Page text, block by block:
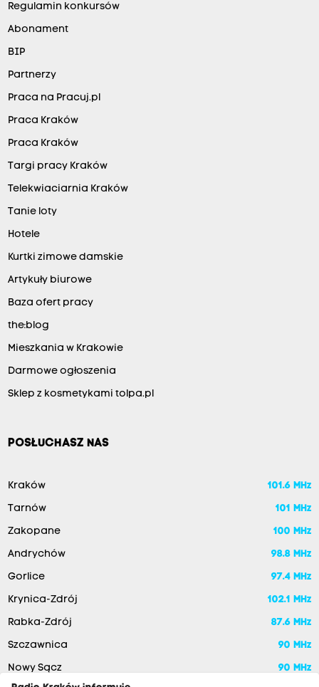
Regulamin konkursów
Abonament
BIP
Partnerzy
Praca na Pracuj.pl
Praca Kraków
Praca Kraków
Targi pracy Kraków
Telekwiaciarnia Kraków
Tanie loty
Hotele
Kurtki zimowe damskie
Artykuły biurowe
Baza ofert pracy
the:blog
Mieszkania w Krakowie
Darmowe ogłoszenia
Sklep z kosmetykami tolpa.pl
POSŁUCHASZ NAS
Kraków 101.6 MHz
Tarnów 101 MHz
Zakopane 100 MHz
Andrychów 98.8 MHz
Gorlice 97.4 MHz
Krynica-Zdrój 102.1 MHz
Rabka-Zdrój 87.6 MHz
Szczawnica 90 MHz
Nowy Sącz
90 MHz